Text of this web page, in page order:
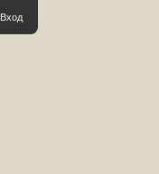
Вход